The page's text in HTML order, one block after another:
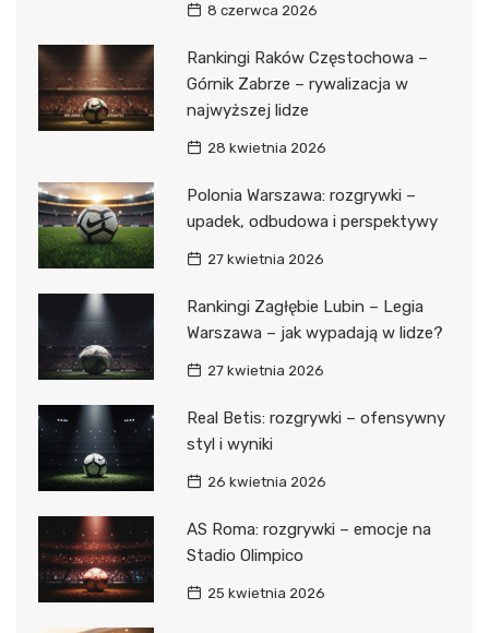
8 czerwca 2026
Rankingi Raków Częstochowa –
Górnik Zabrze – rywalizacja w
najwyższej lidze
28 kwietnia 2026
Polonia Warszawa: rozgrywki –
upadek, odbudowa i perspektywy
27 kwietnia 2026
Rankingi Zagłębie Lubin – Legia
Warszawa – jak wypadają w lidze?
27 kwietnia 2026
Real Betis: rozgrywki – ofensywny
styl i wyniki
26 kwietnia 2026
AS Roma: rozgrywki – emocje na
Stadio Olimpico
25 kwietnia 2026